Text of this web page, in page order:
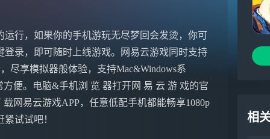
行，如果你的手机游玩无尽梦回会发烫，你可
录，即可随时上线游戏。网易云游戏同时支持
尽享模拟器般体验，支持Mac&Windows系
便。电脑&手机浏 览 器打开网 易 云 游 戏的官
网易云游戏APP，任意低配手机都能畅享1080p
试试吧！
相